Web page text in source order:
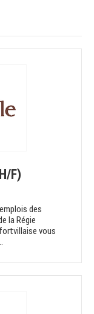
F)
des
la Régie
vous